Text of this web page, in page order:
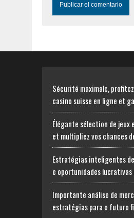
Sécurité maximale,
casino suisse en ligne et
Élégante sélection de jeux
et multipliez vos chances
Estratégias inteligentes
e oportunidades
Importante análise de
estratégias para o futuro